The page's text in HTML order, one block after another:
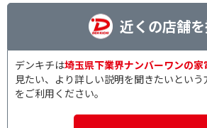
近くの店舗
デンキチは埼玉県下業界ナンバーワンの家
見たい、より詳しい説明を聞きたいとい
をご利用ください。